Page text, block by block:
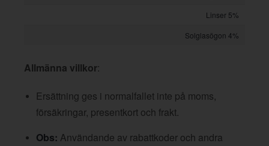
Linser 5%
Solglasögon 4%
Allmänna villkor:
Ersättning ges i normalfallet inte på moms,
försäkringar, presentkort och frakt.
Obs: Användande av rabattkoder och andra